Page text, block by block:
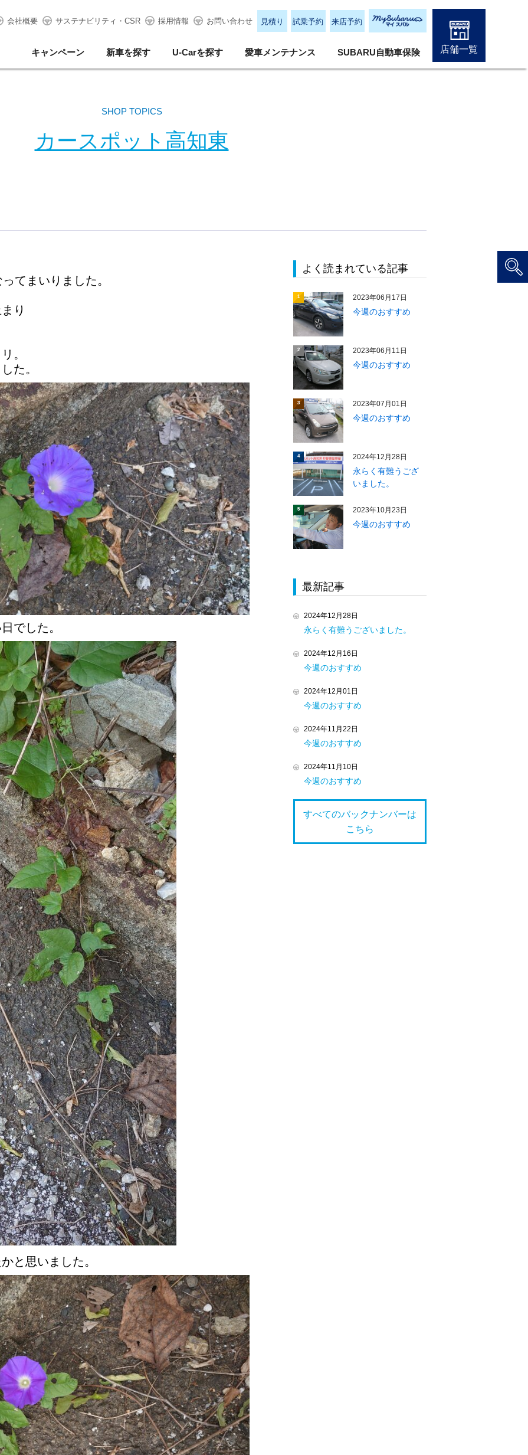
会社概要 サステナビリティ・CSR 採用情報 お問い合わせ 見積り 試乗予約 来店予約
キャンペーン 新車を探す U-Carを探す 愛車メンテナンス SUBARU自動車保険 店舗一覧
SHOP TOPICS
カースポット高知東
てまいりました。
り
。
た。
でした。
と思いました。
よく読まれている記事
1 2023年06月17日
今週のおすすめ
2 2023年06月11日
今週のおすすめ
3 2023年07月01日
今週のおすすめ
4 2024年12月28日
永らく有難うござ
いました。
5 2023年10月23日
今週のおすすめ
最新記事
2024年12月28日
永らく有難うございました。
2024年12月16日
今週のおすすめ
2024年12月01日
今週のおすすめ
2024年11月22日
今週のおすすめ
2024年11月10日
今週のおすすめ
すべてのバックナンバーは
こちら